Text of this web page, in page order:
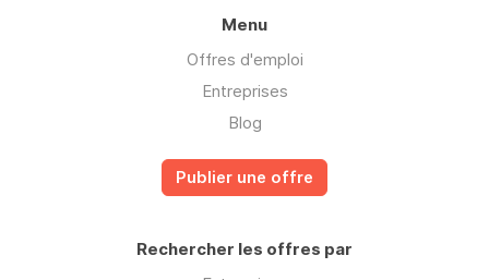
Menu
Offres d'emploi
Entreprises
Blog
Publier une offre
Rechercher les offres par